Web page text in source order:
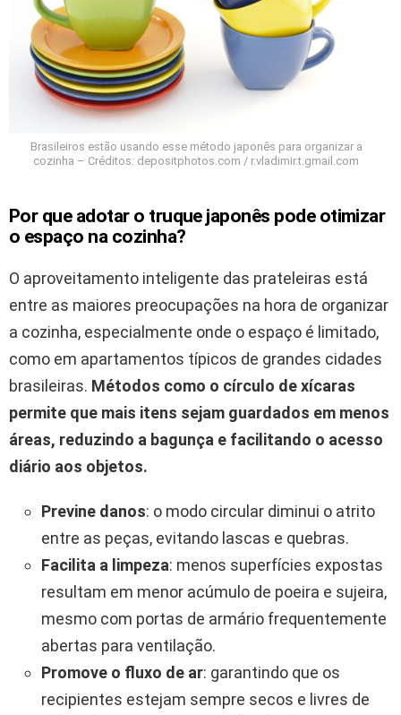
Brasileiros estão usando esse método japonês para organizar a
cozinha – Créditos: depositphotos.com / r.vladimir.t.gmail.com
Por que adotar o truque japonês pode otimizar
o espaço na cozinha?
O aproveitamento inteligente das prateleiras está
entre as maiores preocupações na hora de organizar
a cozinha, especialmente onde o espaço é limitado,
como em apartamentos típicos de grandes cidades
brasileiras. Métodos como o círculo de xícaras
permite que mais itens sejam guardados em menos
áreas, reduzindo a bagunça e facilitando o acesso
diário aos objetos.
Previne danos: o modo circular diminui o atrito
entre as peças, evitando lascas e quebras.
Facilita a limpeza: menos superfícies expostas
resultam em menor acúmulo de poeira e sujeira,
mesmo com portas de armário frequentemente
abertas para ventilação.
Promove o fluxo de ar: garantindo que os
recipientes estejam sempre secos e livres de